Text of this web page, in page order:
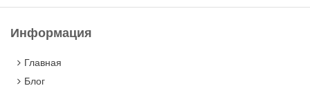
Информация
Главная
Блог